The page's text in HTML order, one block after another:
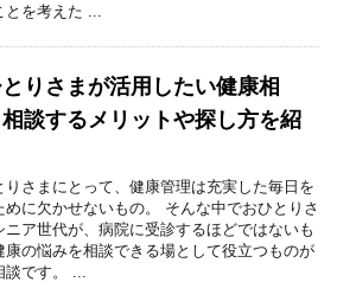
とを考えた ...
りさまが活用したい健康相
談するメリットや探し方を紹
りさまにとって、健康管理は充実した毎日を
めに欠かせないもの。 そんな中でおひとりさ
ニア世代が、病院に受診するほどではないも
康の悩みを相談できる場として役立つものが
談です。 ...